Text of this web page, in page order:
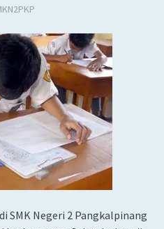
SMK Negeri 2 Pangkalpinang